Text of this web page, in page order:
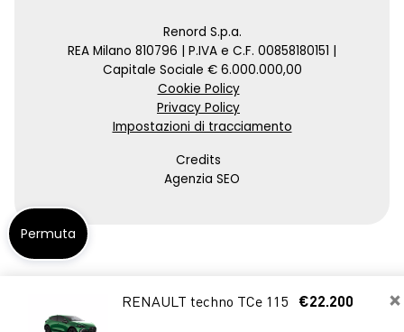
×
RENAULT techno TCe 115 €22.200
Renord S.p.a.
REA Milano 810796 | P.IVA e C.F. 00858180151 |
Capitale Sociale € 6.000.000,00
Cookie Policy
Privacy Policy
Impostazioni di tracciamento
Credits
Agenzia SEO
Permuta